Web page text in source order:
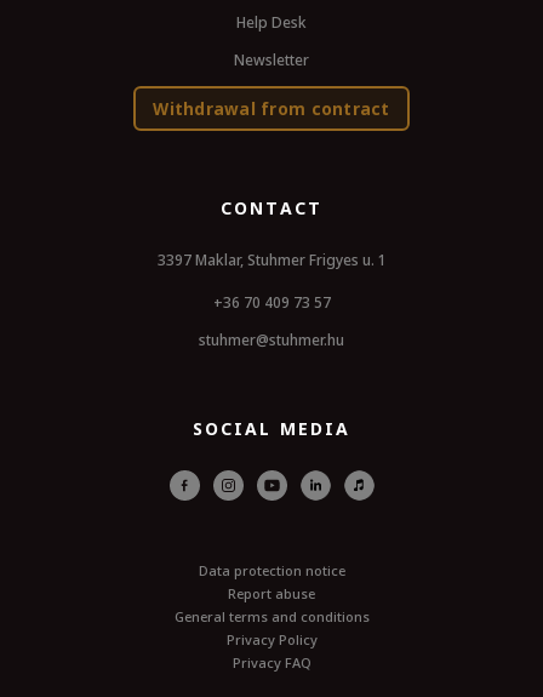
Help Desk
Newsletter
Withdrawal from contract
CONTACT
3397 Maklar, Stuhmer Frigyes u. 1
+36 70 409 73 57
stuhmer@stuhmer.hu
SOCIAL MEDIA
Data protection notice
Report abuse
General terms and conditions
Privacy Policy
Privacy FAQ